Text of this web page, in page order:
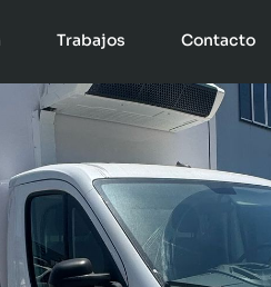
Trabajos Contacto